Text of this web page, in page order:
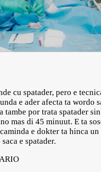
cu spatader, pero e
e ader afecta ta
tambe por trata spatader
mas di 45 minuut. E ta
e dokter ta hinca
e spatader.